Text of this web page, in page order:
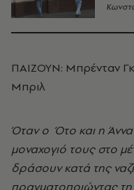
ΠΑΙΖΟΥΝ: Μπρένταν
Μπριλ
Όταν ο Ότο και η
μοναχογιό τους στο
δράσουν κατά της
πραγματοποιώντας